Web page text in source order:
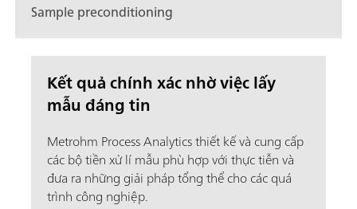
Sample preconditioning
Kết quả chính xác nhờ việc lấy
mẫu đáng tin
Metrohm Process Analytics thiết kế và cung cấp
các bộ tiền xử lí mẫu phù hợp với thực tiễn và
đưa ra những giải pháp tổng thể cho các quá
trình công nghiệp.